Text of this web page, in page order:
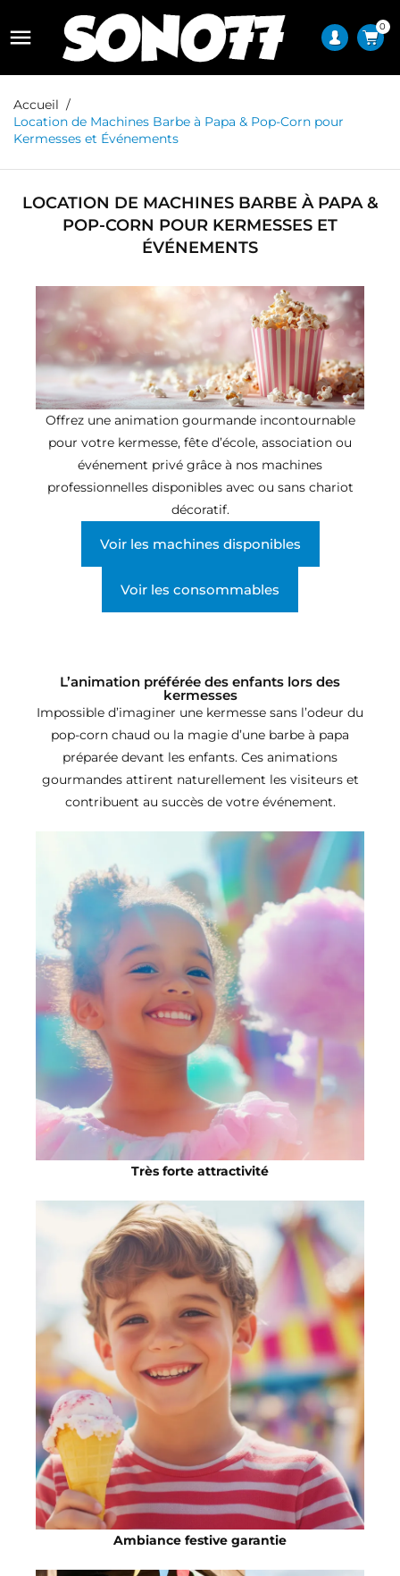
 0
Accueil
Location de Machines Barbe à Papa & Pop-Corn pour
Kermesses et Événements
LOCATION DE MACHINES BARBE À PAPA &
POP-CORN POUR KERMESSES ET
ÉVÉNEMENTS
Offrez une animation gourmande incontournable
pour votre kermesse, fête d’école, association ou
événement privé grâce à nos machines
professionnelles disponibles avec ou sans chariot
décoratif.
Voir les machines disponibles
Voir les consommables
L’animation préférée des enfants lors des
kermesses
Impossible d’imaginer une kermesse sans l’odeur du
pop-corn chaud ou la magie d’une barbe à papa
préparée devant les enfants. Ces animations
gourmandes attirent naturellement les visiteurs et
contribuent au succès de votre événement.
Très forte attractivité
Ambiance festive garantie